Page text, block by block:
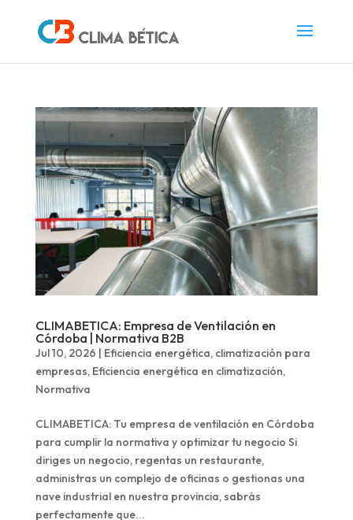
CLIMABETICA: Empresa de Ventilación en
Córdoba | Normativa B2B
Jul 10, 2026 | Eficiencia energética, climatización para
empresas, Eficiencia energética en climatización,
Normativa
CLIMABETICA: Tu empresa de ventilación en Córdoba
para cumplir la normativa y optimizar tu negocio Si
diriges un negocio, regentas un restaurante,
administras un complejo de oficinas o gestionas una
nave industrial en nuestra provincia, sabrás
perfectamente que...